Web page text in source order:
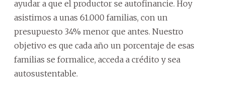
ayudar a que el productor se autofinancie. Hoy
asistimos a unas 61.000 familias, con un
presupuesto 34% menor que antes. Nuestro
objetivo es que cada año un porcentaje de esas
familias se formalice, acceda a crédito y sea
autosustentable.